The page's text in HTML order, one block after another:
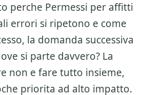
perche Permessi per affitti
errori si ripetono e come
la domanda successiva
si parte davvero? La
non e fare tutto insieme,
priorita ad alto impatto.